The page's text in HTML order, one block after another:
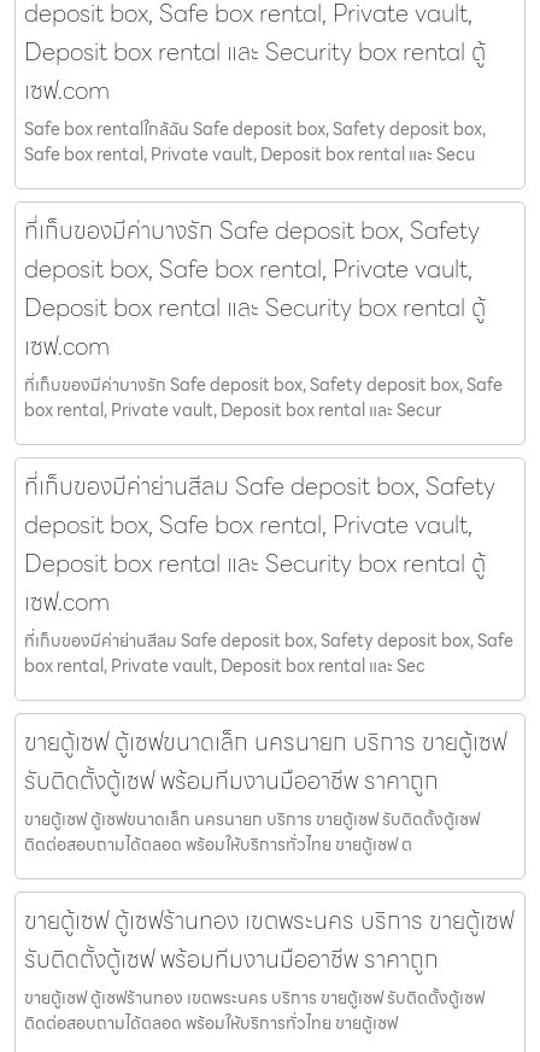
deposit box, Safe box rental, Private vault,
Deposit box rental และ Security box rental ตู้
เซฟ.com
Safe box rentalใกล้ฉัน Safe deposit box, Safety deposit box,
Safe box rental, Private vault, Deposit box rental และ Secu
ที่เก็บของมีค่าบางรัก Safe deposit box, Safety
deposit box, Safe box rental, Private vault,
Deposit box rental และ Security box rental ตู้
เซฟ.com
ที่เก็บของมีค่าบางรัก Safe deposit box, Safety deposit box, Safe
box rental, Private vault, Deposit box rental และ Secur
ที่เก็บของมีค่าย่านสีลม Safe deposit box, Safety
deposit box, Safe box rental, Private vault,
Deposit box rental และ Security box rental ตู้
เซฟ.com
ที่เก็บของมีค่าย่านสีลม Safe deposit box, Safety deposit box, Safe
box rental, Private vault, Deposit box rental และ Sec
ขายตู้เซฟ ตู้เซฟขนาดเล็ก นครนายก บริการ ขายตู้เซฟ
รับติดตั้งตู้เซฟ พร้อมทีมงานมืออาชีพ ราคาถูก
ขายตู้เซฟ ตู้เซฟขนาดเล็ก นครนายก บริการ ขายตู้เซฟ รับติดตั้งตู้เซฟ
ติดต่อสอบถามได้ตลอด พร้อมให้บริการทั่วไทย ขายตู้เซฟ ต
ขายตู้เซฟ ตู้เซฟร้านทอง เขตพระนคร บริการ ขายตู้เซฟ
รับติดตั้งตู้เซฟ พร้อมทีมงานมืออาชีพ ราคาถูก
ขายตู้เซฟ ตู้เซฟร้านทอง เขตพระนคร บริการ ขายตู้เซฟ รับติดตั้งตู้เซฟ
ติดต่อสอบถามได้ตลอด พร้อมให้บริการทั่วไทย ขายตู้เซฟ